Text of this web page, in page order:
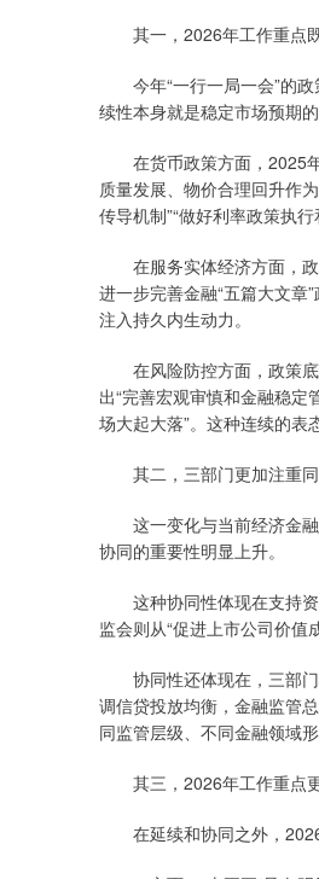
其一，2026年工作重点既
今年“一行一局一会”的政
续性本身就是稳定市场预期的
在货币政策方面，2025年
质量发展、物价合理回升作
传导机制”“做好利率政策执
在服务实体经济方面，政
进一步完善金融“五篇大文章
注入持久内生动力。
在风险防控方面，政策底
出“完善宏观审慎和金融稳定
场大起大落”。这种连续的表
其二，三部门更加注重同
这一变化与当前经济金融
协同的重要性明显上升。
这种协同性体现在支持资
监会则从“促进上市公司价值
协同性还体现在，三部门
调信贷投放均衡，金融监管
同监管层级、不同金融领域
其三，2026年工作重点更
在延续和协同之外，2026